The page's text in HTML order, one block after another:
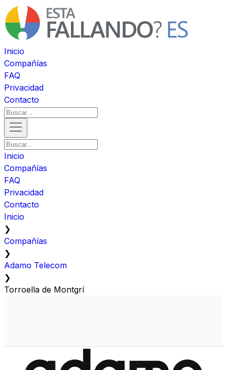
Inicio
Compañías
FAQ
Privacidad
Contacto
Inicio
Compañías
FAQ
Privacidad
Contacto
Inicio
❯
Compañías
❯
Adamo Telecom
❯
Torroella de Montgrí